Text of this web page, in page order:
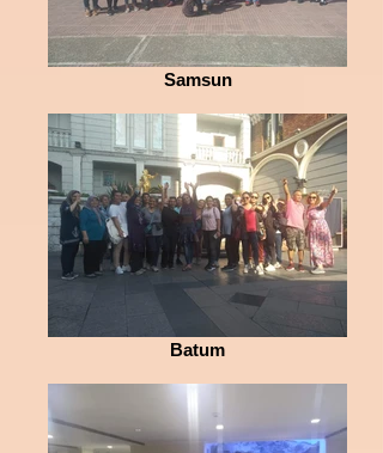
Samsun
Batum